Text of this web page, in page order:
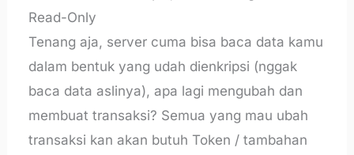
Read-Only
Tenang aja, server cuma bisa baca data kamu
dalam bentuk yang udah dienkripsi (nggak
baca data aslinya), apa lagi mengubah dan
membuat transaksi? Semua yang mau ubah
transaksi kan akan butuh Token / tambahan